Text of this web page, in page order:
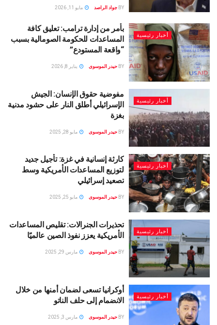
BY جواد الراصد مايو 11, 2026
أخبار رئيسية
بأمر من إدارة ترامب: تعليق كافة
المساعدات للحكومة الصومالية بسبب
“واقعة المستودع”
BY حيدر الموسوى يناير 8, 2026
أخبار رئيسية
مفوضية حقوق الإنسان: الجيش
الإسرائيلي أطلق النار على حشود مدنية
بغزة
BY حيدر الموسوى مايو 28, 2025
أخبار رئيسية
كارثة إنسانية في غزة: تأجيل جديد
لتوزيع المساعدات الأمريكية وسط
تصعيد إسرائيلي
BY حيدر الموسوى مايو 25, 2025
أخبار رئيسية
تحذيرات الجنرالات: تقليص المساعدات
الأمريكية يعزز نفوذ الصين عالميًا
BY حيدر الموسوى مارس 29, 2025
أخبار رئيسية
أوكرانيا تسعى لضمان أمنها من خلال
الانضمام إلى حلف الناتو
BY حيدر الموسوى مارس 3, 2025